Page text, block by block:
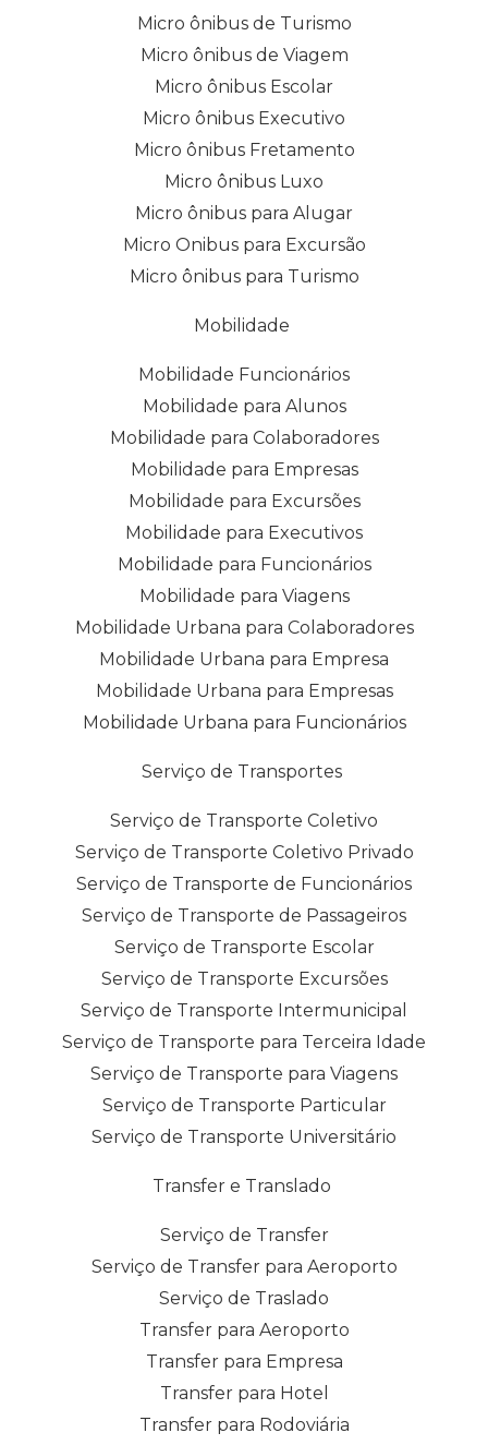
Micro ônibus de Turismo
Micro ônibus de Viagem
Micro ônibus Escolar
Micro ônibus Executivo
Micro ônibus Fretamento
Micro ônibus Luxo
Micro ônibus para Alugar
Micro Onibus para Excursão
Micro ônibus para Turismo
Mobilidade
Mobilidade Funcionários
Mobilidade para Alunos
Mobilidade para Colaboradores
Mobilidade para Empresas
Mobilidade para Excursões
Mobilidade para Executivos
Mobilidade para Funcionários
Mobilidade para Viagens
Mobilidade Urbana para Colaboradores
Mobilidade Urbana para Empresa
Mobilidade Urbana para Empresas
Mobilidade Urbana para Funcionários
Serviço de Transportes
Serviço de Transporte Coletivo
Serviço de Transporte Coletivo Privado
Serviço de Transporte de Funcionários
Serviço de Transporte de Passageiros
Serviço de Transporte Escolar
Serviço de Transporte Excursões
Serviço de Transporte Intermunicipal
Serviço de Transporte para Terceira Idade
Serviço de Transporte para Viagens
Serviço de Transporte Particular
Serviço de Transporte Universitário
Transfer e Translado
Serviço de Transfer
Serviço de Transfer para Aeroporto
Serviço de Traslado
Transfer para Aeroporto
Transfer para Empresa
Transfer para Hotel
Transfer para Rodoviária